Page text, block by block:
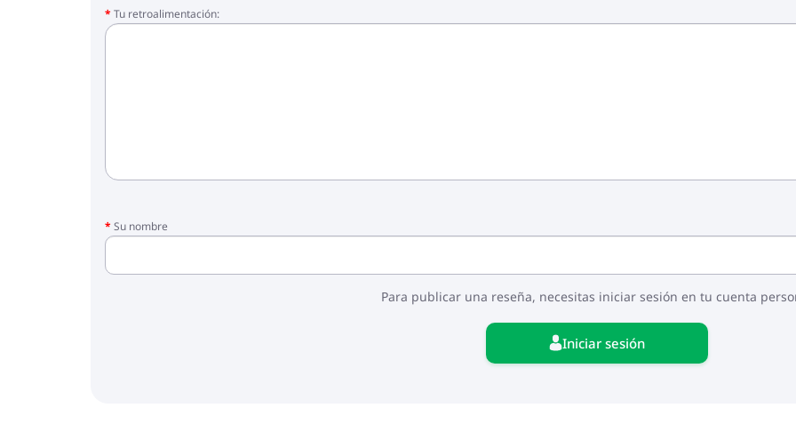
Tu retroalimentación:
Su nombre
Para publicar una reseña, necesitas iniciar sesión en tu cuenta
Iniciar sesión